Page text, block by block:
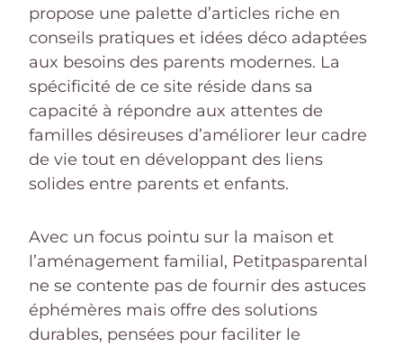
propose une palette d’articles riche en
conseils pratiques et idées déco adaptées
aux besoins des parents modernes. La
spécificité de ce site réside dans sa
capacité à répondre aux attentes de
familles désireuses d’améliorer leur cadre
de vie tout en développant des liens
solides entre parents et enfants.
Avec un focus pointu sur la maison et
l’aménagement familial, Petitpasparental
ne se contente pas de fournir des astuces
éphémères mais offre des solutions
durables, pensées pour faciliter le